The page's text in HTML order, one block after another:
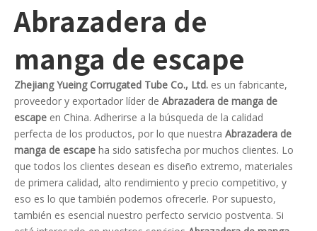
Abrazadera de
manga de escape
Zhejiang Yueing Corrugated Tube Co., Ltd. es un fabricante,
proveedor y exportador líder de Abrazadera de manga de
escape en China. Adherirse a la búsqueda de la calidad
perfecta de los productos, por lo que nuestra Abrazadera de
manga de escape ha sido satisfecha por muchos clientes. Lo
que todos los clientes desean es diseño extremo, materiales
de primera calidad, alto rendimiento y precio competitivo, y
eso es lo que también podemos ofrecerle. Por supuesto,
también es esencial nuestro perfecto servicio postventa. Si